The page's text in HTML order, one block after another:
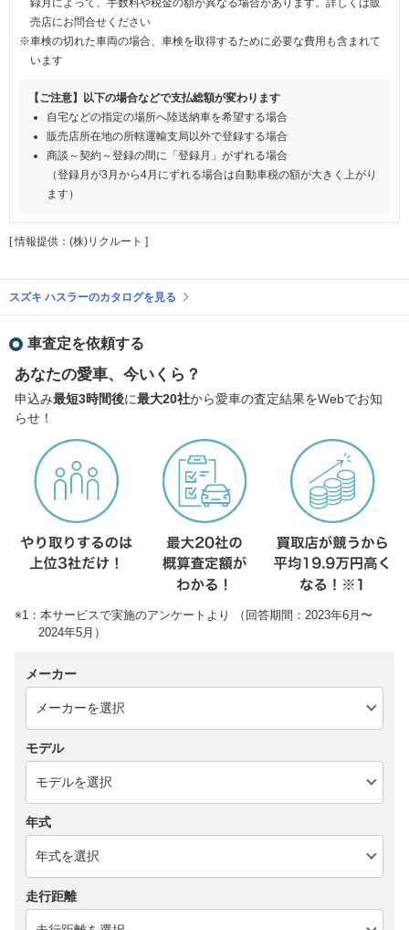
売店にお問合せください
※車検の切れた車両の場合、車検を取得するために必要な費用も含まれて
います
【ご注意】以下の場合などで支払総額が変わります
自宅などの指定の場所へ陸送納車を希望する場合
販売店所在地の所轄運輸支局以外で登録する場合
商談～契約～登録の間に「登録月」がずれる場合
（登録月が3月から4月にずれる場合は自動車税の額が大きく上がり
ます）
[ 情報提供：(株)リクルート ]
スズキ ハスラーのカタログを見る
車査定を依頼する
あなたの愛車、今いくら？
申込み最短3時間後に最大20社から愛車の査定結果をWebでお知
らせ！
※1：本サービスで実施のアンケートより （回答期間：2023年6月〜
2024年5月）
メーカー
モデル
年式
走行距離